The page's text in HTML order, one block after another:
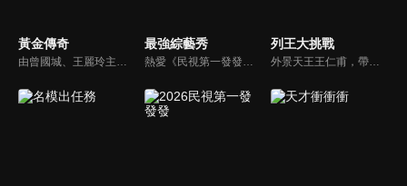
黃金傳奇 最強綜藝秀 列王大挑戰
外景天王王仁甫，帶領初出茅廬、外景界新鮮人的陳漢典攜手主持，兩人各自率領自稱膽大包天的列王藝人團，在節目中相互挑戰對方害怕的極限，集結恐懼、互整、爆笑等綜藝效果，讓觀眾看看藝人們最野生的真情流露！